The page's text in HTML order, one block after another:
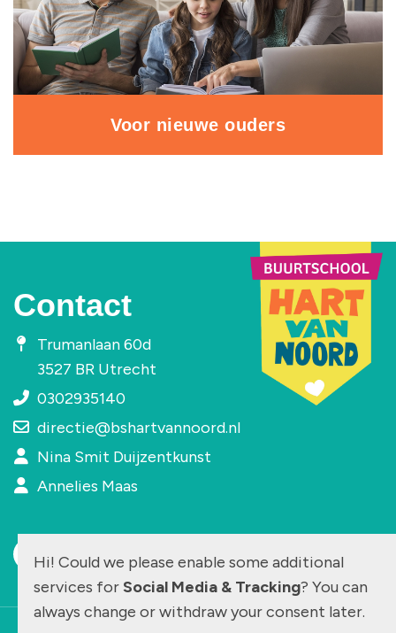
Voor nieuwe ouders
Contact
Trumanlaan 60d
3527 BR Utrecht
0302935140
directie@bshartvannoord.nl
Nina Smit Duijzentkunst
Annelies Maas
Hi! Could we please enable some additional
services forSocial Media & Tracking? You can
always change or withdraw your consent later.